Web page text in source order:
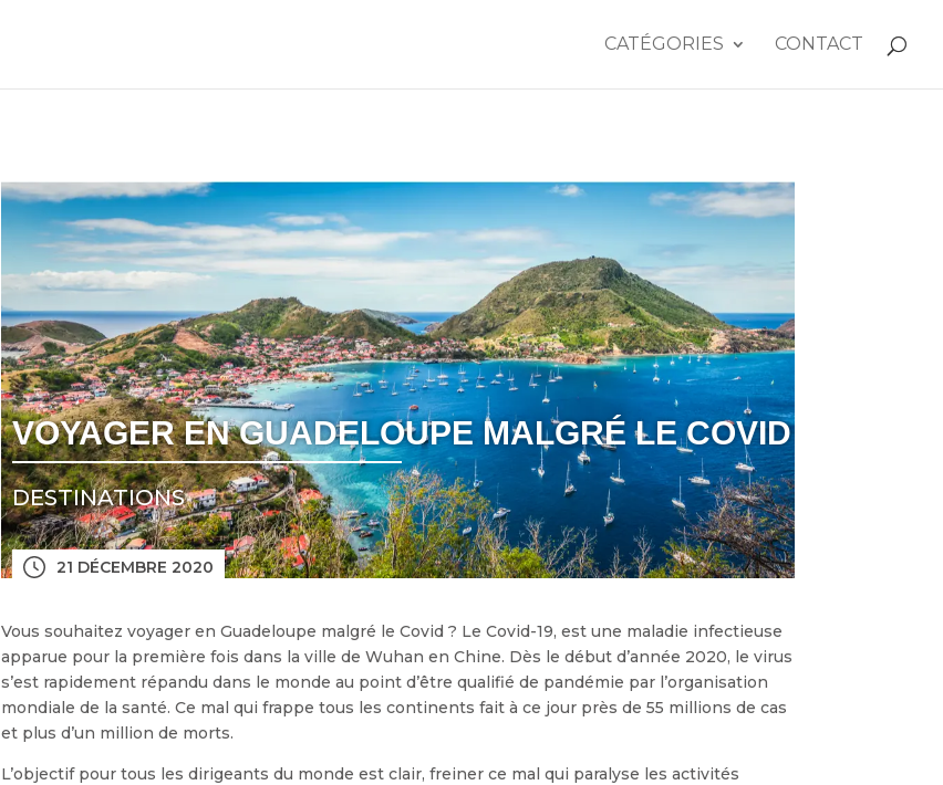
CATÉGORIES CONTACT
VOYAGER EN GUADELOUPE MALGRÉ LE COVID
DESTINATIONS
21 DÉCEMBRE 2020
Vous souhaitez voyager en Guadeloupe malgré le Covid ? Le Covid-19, est une maladie infectieuse
apparue pour la première fois dans la ville de Wuhan en Chine. Dès le début d’année 2020, le virus
s’est rapidement répandu dans le monde au point d’être qualifié de pandémie par l’organisation
mondiale de la santé. Ce mal qui frappe tous les continents fait à ce jour près de 55 millions de cas
et plus d’un million de morts.
L’objectif pour tous les dirigeants du monde est clair, freiner ce mal qui paralyse les activités